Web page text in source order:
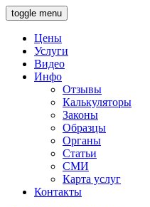
toggle menu
Цены
Услуги
Видео
Инфо
Отзывы
Калькуляторы
Законы
Образцы
Органы
Статьи
СМИ
Карта услуг
Контакты